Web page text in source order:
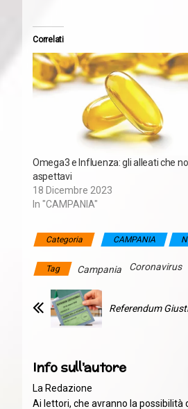
Correlati
Omega3 e Influenza: gli alleati che
aspettavi
18 Dicembre 2023
In "CAMPANIA"
Categoria CAMPANIA
Tag Campania Coronavirus
Referendum
Info sull'autore
La Redazione
Ai lettori, che avranno la possibilità